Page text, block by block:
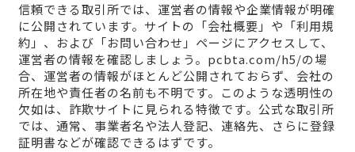
信頼できる取引所では、運営者の情報や企業情報が明確
に公開されています。サイトの「会社概要」や「利用規
約」、および「お問い合わせ」ページにアクセスして、
運営者の情報を確認しましょう。pcbta.com/h5/の場
合、運営者の情報がほとんど公開されておらず、会社の
所在地や責任者の名前も不明です。このような透明性の
欠如は、詐欺サイトに見られる特徴です。公式な取引所
では、通常、事業者名や法人登記、連絡先、さらに登録
証明書などが確認できるはずです。